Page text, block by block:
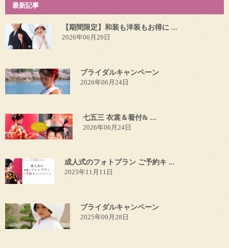
最新記事
【期間限定】和装も洋装もお得に ...
2026年06月29日
ブライダルキャンペーン
2026年06月24日
七五三 衣裳＆着付& ...
2026年06月24日
成人式のフォトプラン ご予約キ ...
2025年11月11日
ブライダルキャンペーン
2025年09月28日